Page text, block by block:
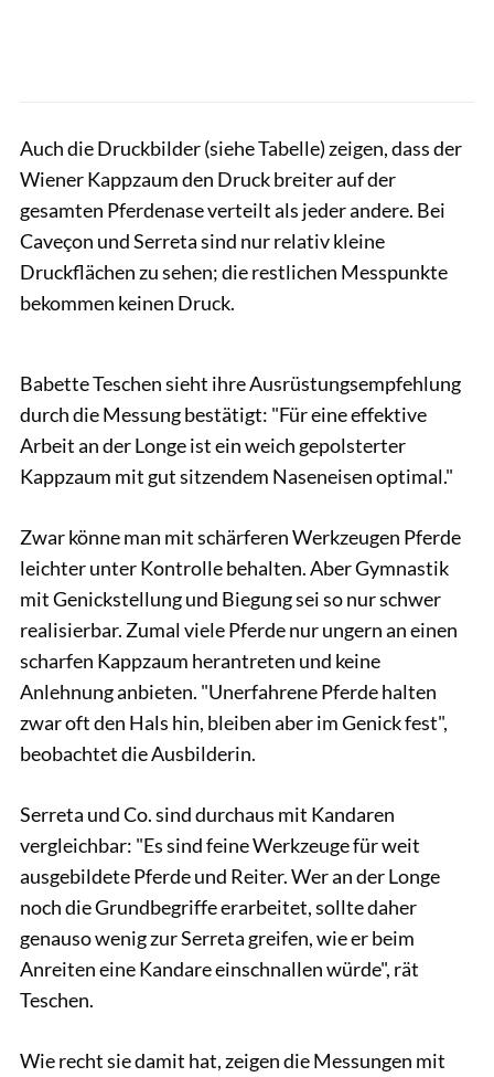
Auch die Druckbilder (siehe Tabelle) zeigen, dass der
Wiener Kappzaum den Druck breiter auf der
gesamten Pferdenase verteilt als jeder andere. Bei
Caveçon und Serreta sind nur relativ kleine
Druckflächen zu sehen; die restlichen Messpunkte
bekommen keinen Druck.
Babette Teschen sieht ihre Ausrüstungsempfehlung
durch die Messung bestätigt: "Für eine effektive
Arbeit an der Longe ist ein weich gepolsterter
Kappzaum mit gut sitzendem Naseneisen optimal."
Zwar könne man mit schärferen Werkzeugen Pferde
leichter unter Kontrolle behalten. Aber Gymnastik
mit Genickstellung und Biegung sei so nur schwer
realisierbar. Zumal viele Pferde nur ungern an einen
scharfen Kappzaum herantreten und keine
Anlehnung anbieten. "Unerfahrene Pferde halten
zwar oft den Hals hin, bleiben aber im Genick fest",
beobachtet die Ausbilderin.
Serreta und Co. sind durchaus mit Kandaren
vergleichbar: "Es sind feine Werkzeuge für weit
ausgebildete Pferde und Reiter. Wer an der Longe
noch die Grundbegriffe erarbeitet, sollte daher
genauso wenig zur Serreta greifen, wie er beim
Anreiten eine Kandare einschnallen würde", rät
Teschen.
Wie recht sie damit hat, zeigen die Messungen mit